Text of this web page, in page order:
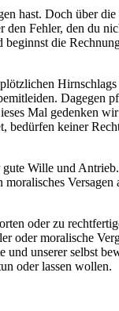
hast. Doch über
Fehler, den du
die
Dagegen
Mal gedenken
bedürfen keiner
Wille und
oder zu
oder moralische
unserer selbst
oder lassen wollen.